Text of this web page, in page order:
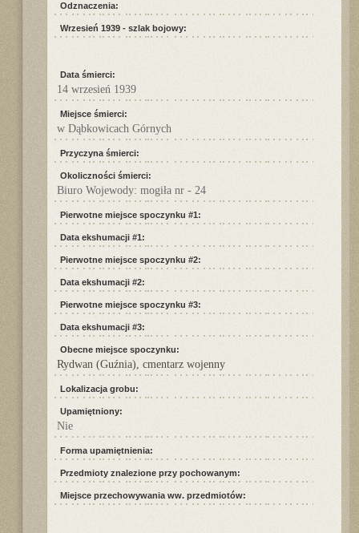
Odznaczenia:
Wrzesień 1939 - szlak bojowy:
Data śmierci:
14 wrzesień 1939
Miejsce śmierci:
w Dąbkowicach Górnych
Przyczyna śmierci:
Okoliczności śmierci:
Biuro Wojewody: mogiła nr - 24
Pierwotne miejsce spoczynku #1:
Data ekshumacji #1:
Pierwotne miejsce spoczynku #2:
Data ekshumacji #2:
Pierwotne miejsce spoczynku #3:
Data ekshumacji #3:
Obecne miejsce spoczynku:
Rydwan (Guźnia), cmentarz wojenny
Lokalizacja grobu:
Upamiętniony:
Nie
Forma upamiętnienia:
Przedmioty znalezione przy pochowanym:
Miejsce przechowywania ww. przedmiotów: